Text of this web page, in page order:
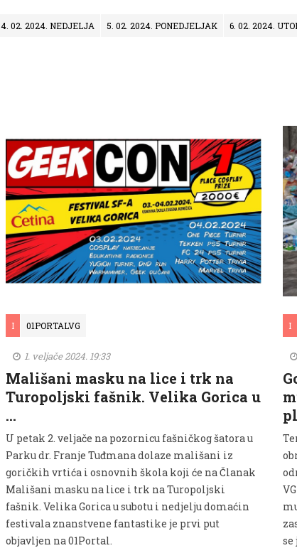
4. 02. 2024. NEDJELJA 5. 02. 2024. PONEDJELJAK 6. 02. 2024.
I 01PORTALVG
1. veljače 2024. 19:33
Mališani masku na lice i trk na
Turopoljski fašnik. Velika Gorica u
…
U petak 2. veljače na pozornicu fašničkog šatora u
Parku dr. Franje Tuđmana dolaze mališani iz
goričkih vrtića i osnovnih škola koji će na Članak
Mališani masku na lice i trk na Turopoljski
fašnik. Velika Gorica u subotu i nedjelju domaćin
festivala znanstvene fantastike je prvi put
objavljen na 01Portal.
I
se